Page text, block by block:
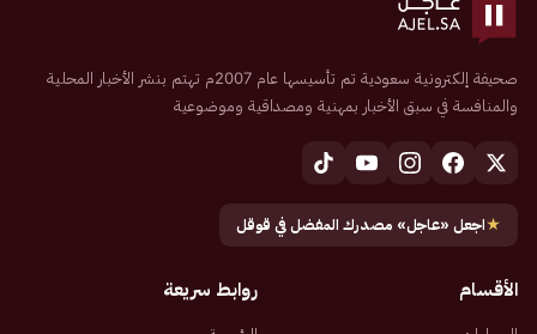
صحيفة إلكترونية سعودية تم تأسيسها عام 2007م تهتم بنشر الأخبار المحلية
والمنافسة في سبق الأخبار بمهنية ومصداقية وموضوعية
★اجعل «عاجل» مصدرك المفضل في قوقل
الأقسام روابط سريعة